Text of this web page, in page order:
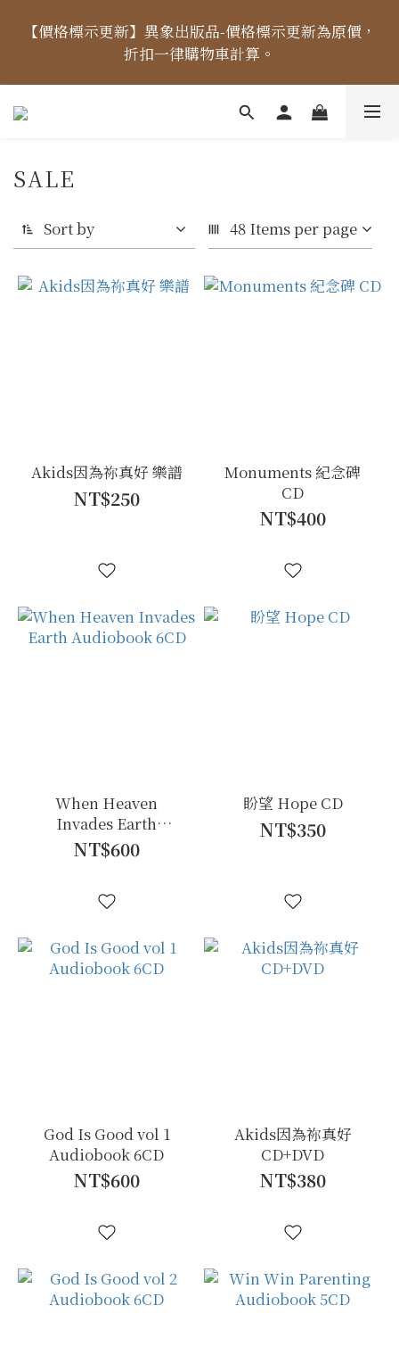
【價格標示更新】異象出版品-價格標示更新為原價，
折扣一律購物車計算。
【價格標示更新】異象出版品-價格標示更新為原價，
折扣一律購物車計算。
【出貨時間】04/14起，每周二、四、五出貨 (國定假
日除外) ，出貨日當天「中午12點前未完成付款」之訂
【價格標示更新】異象出版品-價格標示更新為原價，
SALE
Sort by 48 Items per page
Akids因為祢真好 樂譜
NT$250
Monuments 紀念碑
CD
NT$400
When Heaven
Invades Earth
Audiobook 6CD
NT$600
盼望 Hope CD
NT$350
God Is Good vol 1
Audiobook 6CD
NT$600
Akids因為祢真好
CD+DVD
NT$380